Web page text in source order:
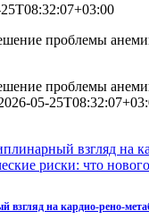
проблемы
проблемы
05-
взгляд на
риски: что
на кардио-рено-